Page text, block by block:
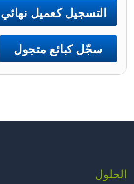
التسجيل كعميل نهائي
سجّل كبائع متجول
الحلول